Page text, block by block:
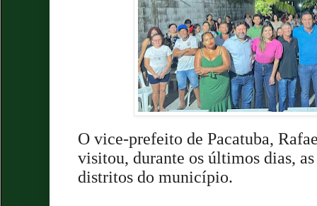
O vice-prefeito de Pacatuba,
visitou, durante os últimos dias,
distritos do município.